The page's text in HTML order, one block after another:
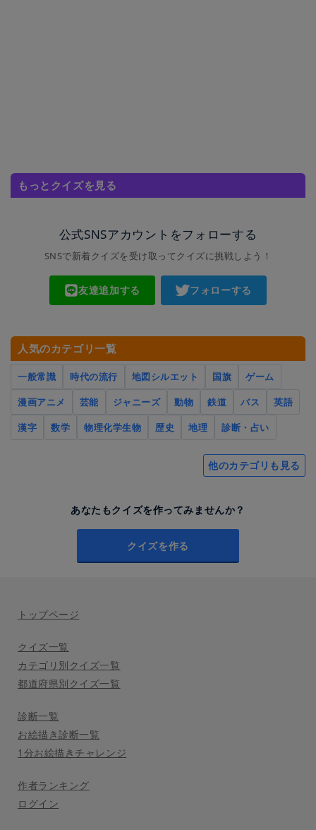
もっとクイズを見る
公式SNSアカウントをフォローする
SNSで新着クイズを受け取ってクイズに挑戦しよう！
友達追加する フォローする
人気のカテゴリ一覧
一般常識 時代の流行 地図シルエット 国旗
ゲーム
漫画アニメ
芸能 ジャニーズ 動物 鉄道 バス
英語
漢字
数学 物理化学生物 歴史 地理 診断・占い
他のカテゴリも見る
あなたもクイズを作ってみませんか？
クイズを作る
トップページ
クイズ一覧
カテゴリ別クイズ一覧
都道府県別クイズ一覧
診断一覧
お絵描き診断一覧
1分お絵描きチャレンジ
作者ランキング
ログイン